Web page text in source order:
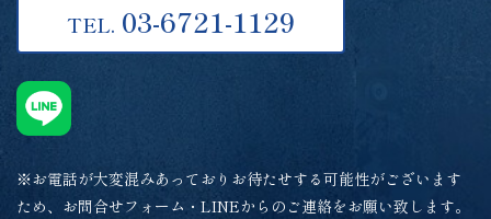
TEL. 03-6721-1129
※お電話が大変混みあっておりお待たせする可能性がございます
ため、お問合せフォーム・LINEからのご連絡をお願い致します。